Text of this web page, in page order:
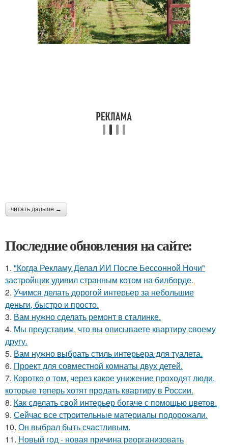
читать дальше →
Последние обновления на сайте:
1. "Когда Рекламу Делал ИИ После Бессонной Ночи"
застройщик удивил странным котом на билборде.
2. Учимся делать дорогой интерьер за небольшие
деньги, быстро и просто.
3. Вам нужно сделать ремонт в сталинке.
4. Мы представим, что вы описываете квартиру своему
другу.
5. Вам нужно выбрать стиль интерьера для туалета.
6. Проект для совместной комнаты двух детей.
7. Коротко о том, через какое унижение проходят люди,
которые теперь хотят продать квартиру в России.
8. Как сделать свой интерьер богаче с помощью цветов.
9. Сейчас все строительные материалы подорожали.
10. Он выбрал быть счастливым.
11. Новый год - новая причина реорганизовать